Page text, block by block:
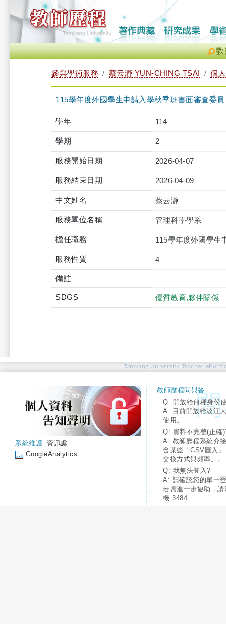
教
參與學術服務 蔡云瀞 YUN-CHING TSAI 個
115學年度外國學生申請入學秋季班書面審查委員
學年 114
學期 2
服務開始日期 2026-04-07
服務結束日期 2026-04-09
中文姓名 蔡云瀞
服務單位名稱 管理科學學系
擔任職務 115學年度外國學生
服務性質 4
備註
SDGS 優質教育,夥伴關係
Tamkang University Teacher
系統維護: 資訊處
GoogleAnalytics
教師歷程問與答:
Q: 開放給何種身份
A: 目前開放給淡江
使用。
Q: 資料不完整(正確
A: 教師歷程系統介
含某些「CSV匯入
交換方式與頻率。。
Q: 我無法登入?
A: 請確認您的單一
若需進一步協助，
機:3484